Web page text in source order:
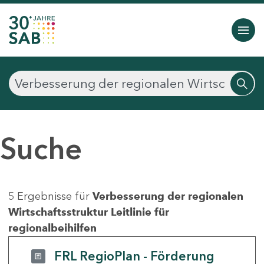
Suche
5 Ergebnisse für Verbesserung der regionalen
Wirtschaftsstruktur Leitlinie für
regionalbeihilfen
FRL RegioPlan - Förderung